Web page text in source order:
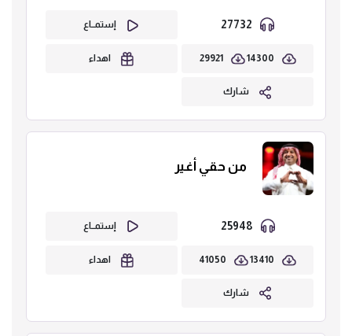
إستمــاع
14300
29921 اهداء
شارك
من حقي أغير
إستمــاع
13410
41050 اهداء
شارك